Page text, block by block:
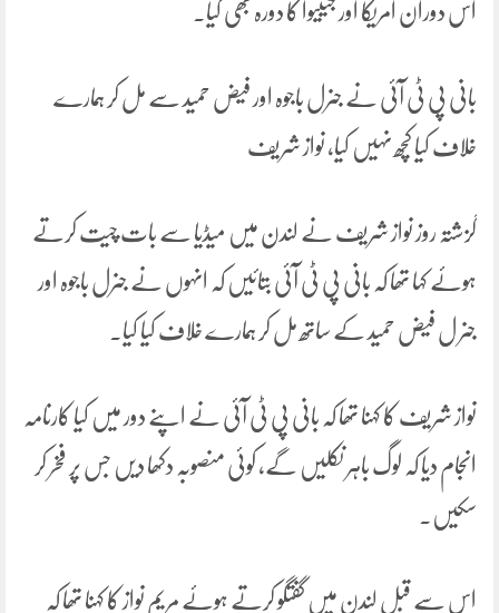
اس دوران امریکا اور جینیوا کا دورہ بھی کیا۔
بانی پی ٹی آئی نے جنرل باجوہ اور فیض حمید سے مل کر ہمارے
خلاف کیا کچھ نہیں کیا، نواز شریف
گزشتہ روز نواز شریف نے لندن میں میڈیا سے بات چیت کرتے
ہوئے کہا تھا کہ بانی پی ٹی آئی بتائیں کہ انہوں نے جنرل باجوہ اور
جنر ل فیض حمید کے ساتھ مل کر ہمارے خلاف کیا کیا۔
نواز شریف کا کہنا تھا کہ بانی پی ٹی آئی نے اپنے دور میں کیا کارنامہ
انجام دیا کہ لوگ باہر نکلیں گے، کوئی منصوبہ دکھا دیں جس پر فخر کر
سکیں۔
اس سے قبل لندن میں گفتگو کرتے ہوئے مریم نواز کا کہنا تھا کہ